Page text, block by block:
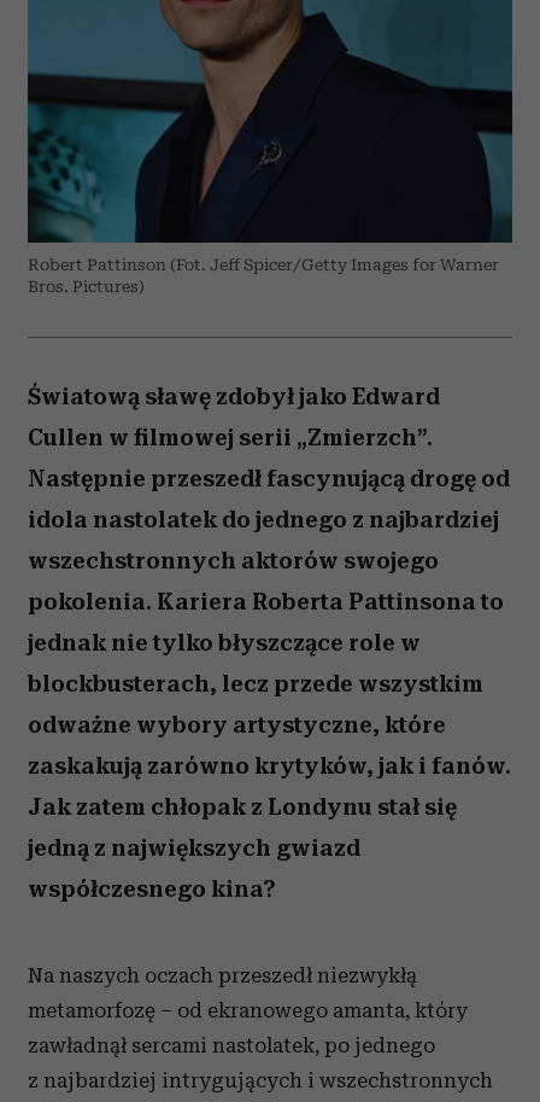
Robert Pattinson (Fot. Jeff Spicer/Getty Images for Warner
Bros. Pictures)
Światową sławę zdobył jako Edward
Cullen w filmowej serii „Zmierzch”.
Następnie przeszedł fascynującą drogę od
idola nastolatek do jednego z najbardziej
wszechstronnych aktorów swojego
pokolenia. Kariera Roberta Pattinsona to
jednak nie tylko błyszczące role w
blockbusterach, lecz przede wszystkim
odważne wybory artystyczne, które
zaskakują zarówno krytyków, jak i fanów.
Jak zatem chłopak z Londynu stał się
jedną z największych gwiazd
współczesnego kina?
Na naszych oczach przeszedł niezwykłą
metamorfozę – od ekranowego amanta, który
zawładnął sercami nastolatek, po jednego
z najbardziej intrygujących i wszechstronnych